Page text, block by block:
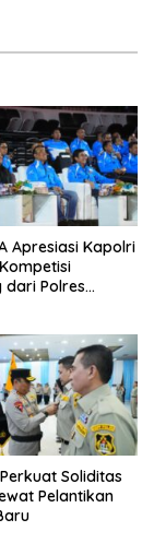
Apresiasi Kapolri
dari Polres
Soliditas
Pelantikan